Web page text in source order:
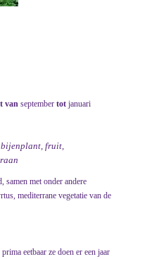
van september tot januari
bijenplant, fruit,
samen met onder andere
mediterrane vegetatie van de
eetbaar ze doen er een jaar